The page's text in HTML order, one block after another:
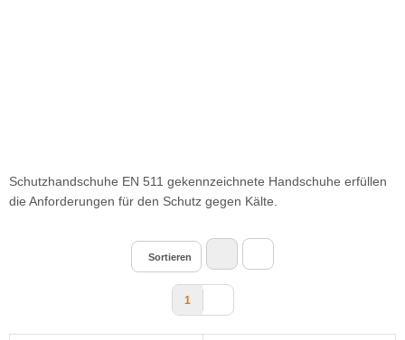
Schutzhandschuhe EN 511 gekennzeichnete Handschuhe erfüllen
die Anforderungen für den Schutz gegen Kälte.
Sortieren
1